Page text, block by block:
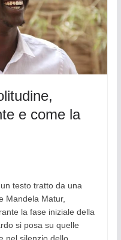
e come la
un testo tratto da una
Mandela Matur,
la fase iniziale della
si posa su quelle